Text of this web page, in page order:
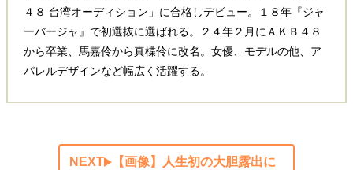
４８ 台湾オーディション」に合格しデビュー。１８年『ジャ
ーバージャ』で初選抜に選ばれる。２４年２月にＡＫＢ４８
から卒業、馬嘉伶から真楪伶に改名。女優、モデルの他、ア
パレルデザインなど幅広く活躍する。
NEXT
【画像】人生初の大胆露出に